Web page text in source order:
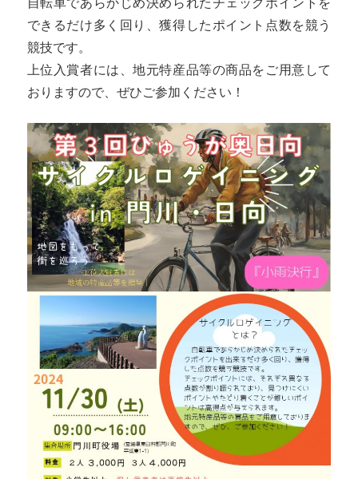
できるだけ多く回り、獲得したポイント点数を競う
競技です。
上位入賞者には、地元特産品等の商品をご用意して
おりますので、ぜひご参加ください！